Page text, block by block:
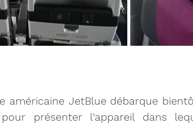
américaine JetBlue débarque
pour présenter l'appareil dans